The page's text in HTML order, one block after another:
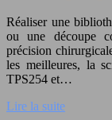
Réaliser une
ou une découpe
précision
les meilleures, la
TPS254 et…
Lire la suite